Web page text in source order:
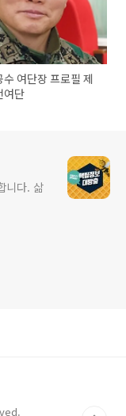
여단장 프로필 제
여단
니다. 삶